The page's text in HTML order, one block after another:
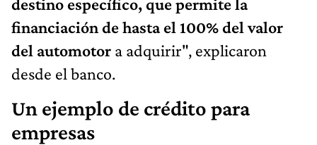
destino específico, que permite la
financiación de hasta el 100% del valor
del automotor a adquirir", explicaron
desde el banco.
Un ejemplo de crédito para
empresas